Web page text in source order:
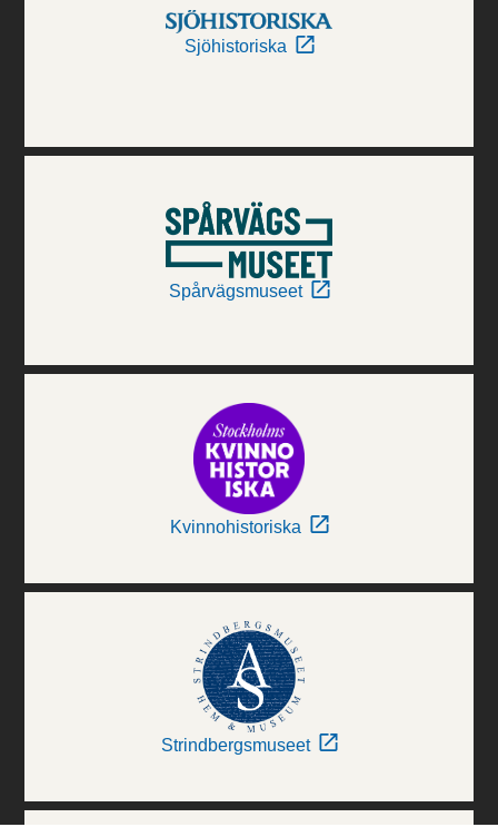
Sjöhistoriska
Spårvägsmuseet
Kvinnohistoriska
Strindbergsmuseet